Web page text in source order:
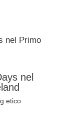
nel
etico